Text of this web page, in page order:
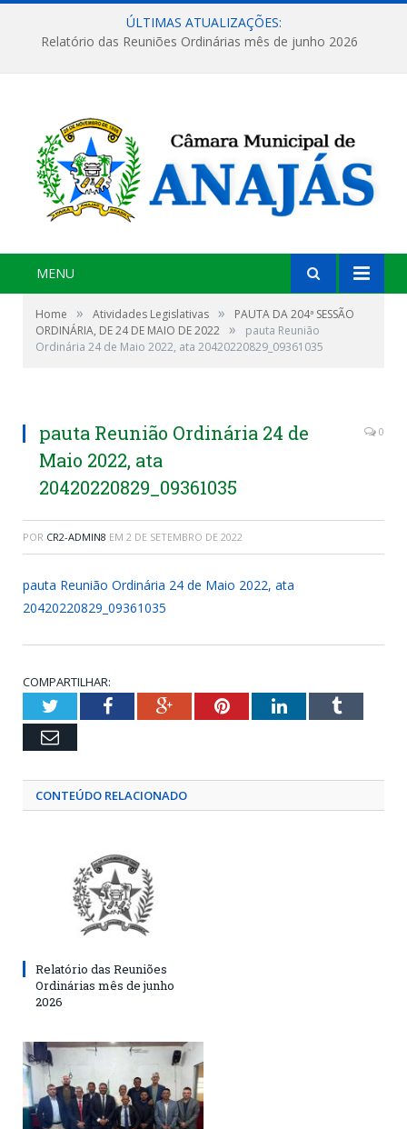
ÚLTIMAS ATUALIZAÇÕES:
Relatório das Reuniões Ordinárias mês de junho 2026
MENU
Home » Atividades Legislativas »
PAUTA DA 204ª SESSÃO
ORDINÁRIA, DE 24 DE MAIO DE 2022 »
pauta Reunião
Ordinária 24 de Maio 2022, ata 20420220829_09361035
pauta Reunião Ordinária 24 de
Maio 2022, ata
20420220829_09361035
0
POR CR2-ADMIN8 EM 2 DE SETEMBRO DE 2022
pauta Reunião Ordinária 24 de Maio 2022, ata
20420220829_09361035
COMPARTILHAR:
TwitterFacebookGoogle+PinterestLinkedInTumblr
Email
CONTEÚDO RELACIONADO
Relatório das Reuniões
Ordinárias mês de junho
2026